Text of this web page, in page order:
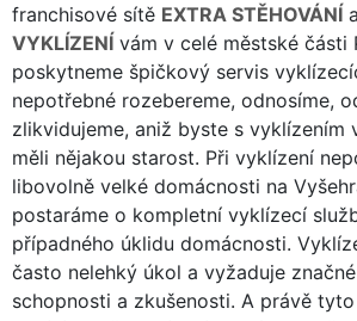
franchisové sítě EXTRA STĚHOVÁNÍ a
VYKLÍZENÍ vám v celé městské části
poskytneme špičkový servis
nepotřebné rozebereme, odnosíme,
zlikvidujeme, aniž byste s vyklízením
měli nějakou starost. Při vyklízení
libovolně velké domácnosti na
postaráme o kompletní vyklízecí
případného úklidu domácnosti.
často nelehký úkol a vyžaduje
schopnosti a zkušenosti. A právě